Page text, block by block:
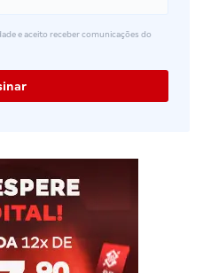
e aceito receber comunicações do